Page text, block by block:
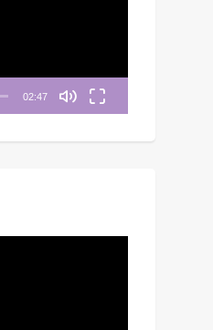
02:47